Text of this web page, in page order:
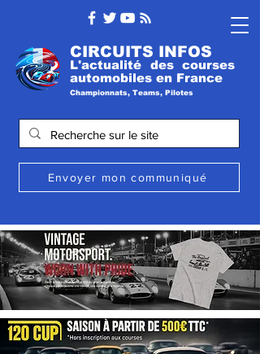
CIRCUITS INFOS
L'actualité des courses
automobiles en France
Championnats, Teams, Pilotes
Envoyer mon communiqué